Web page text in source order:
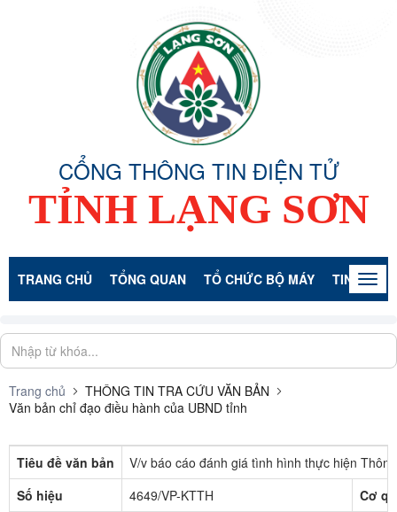
CỔNG THÔNG TIN ĐIỆN TỬ
TỈNH LẠNG SƠN
TRANG CHỦ TỔNG QUAN TỔ CHỨC BỘ MÁY TIN TỨC -
Trang chủ
THÔNG TIN TRA CỨU VĂN BẢN
Văn bản chỉ đạo điều hành của UBND tỉnh
Tiêu đề văn bản
V/v báo cáo đánh giá tình hình thực hiện
Số hiệu
4649/VP-KTTH
Cơ